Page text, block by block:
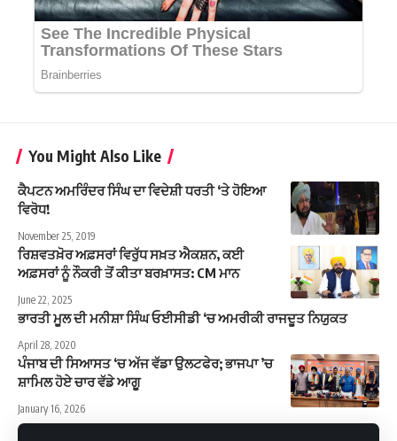
You Might Also Like
ਕੈਪਟਨ ਅਮਰਿੰਦਰ ਸਿੰਘ ਦਾ ਵਿਦੇਸ਼ੀ ਧਰਤੀ ‘ਤੇ ਹੋਇਆ
ਵਿਰੋਧ!
November 25, 2019
ਰਿਸ਼ਵਤਖ਼ੋਰ ਅਫ਼ਸਰਾਂ ਵਿਰੁੱਧ ਸਖ਼ਤ ਐਕਸ਼ਨ, ਕਈ
ਅਫ਼ਸਰਾਂ ਨੂੰ ਨੌਕਰੀ ਤੋਂ ਕੀਤਾ ਬਰਖ਼ਾਸਤ: CM ਮਾਨ
June 22, 2025
ਭਾਰਤੀ ਮੂਲ ਦੀ ਮਨੀਸ਼ਾ ਸਿੰਘ ਓਈਸੀਡੀ ‘ਚ ਅਮਰੀਕੀ ਰਾਜਦੂਤ ਨਿਯੁਕਤ
April 28, 2020
ਪੰਜਾਬ ਦੀ ਸਿਆਸਤ ‘ਚ ਅੱਜ ਵੱਡਾ ਉਲਟਫੇਰ; ਭਾਜਪਾ ’ਚ
ਸ਼ਾਮਿਲ ਹੋਏ ਚਾਰ ਵੱਡੇ ਆਗੂ
January 16, 2026